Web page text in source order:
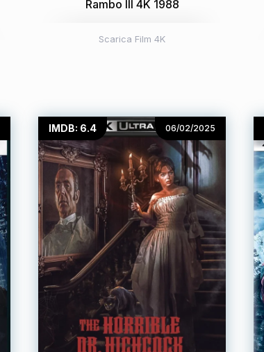
Rambo III 4K 1988
Scarica Film 4K
IMDB: 6.4 06/02/2025